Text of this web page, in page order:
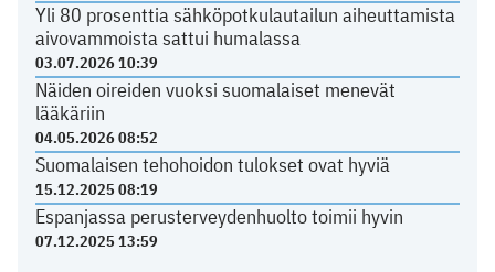
Yli 80 prosenttia sähköpotkulautailun aiheuttamista
aivovammoista sattui humalassa
03.07.2026 10:39
Näiden oireiden vuoksi suomalaiset menevät
lääkäriin
04.05.2026 08:52
Suomalaisen tehohoidon tulokset ovat hyviä
15.12.2025 08:19
Espanjassa perusterveydenhuolto toimii hyvin
07.12.2025 13:59